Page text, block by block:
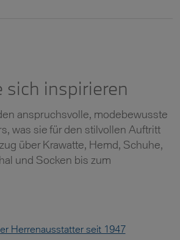
sich inspirieren
anspruchsvolle, modebewusste
was sie für den stilvollen Auftritt
über Krawatte, Hemd, Schuhe,
und Socken bis zum